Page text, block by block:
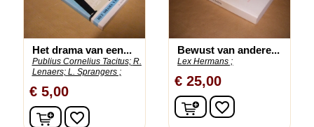
Het drama van een...
Publius Cornelius Tacitus; R.
Lenaers; L. Sprangers ;
€ 5,00
In winkelwagen
favorite_border
Bewust van andere...
Lex Hermans ;
€ 25,00
In winkelwagen
favorite_border